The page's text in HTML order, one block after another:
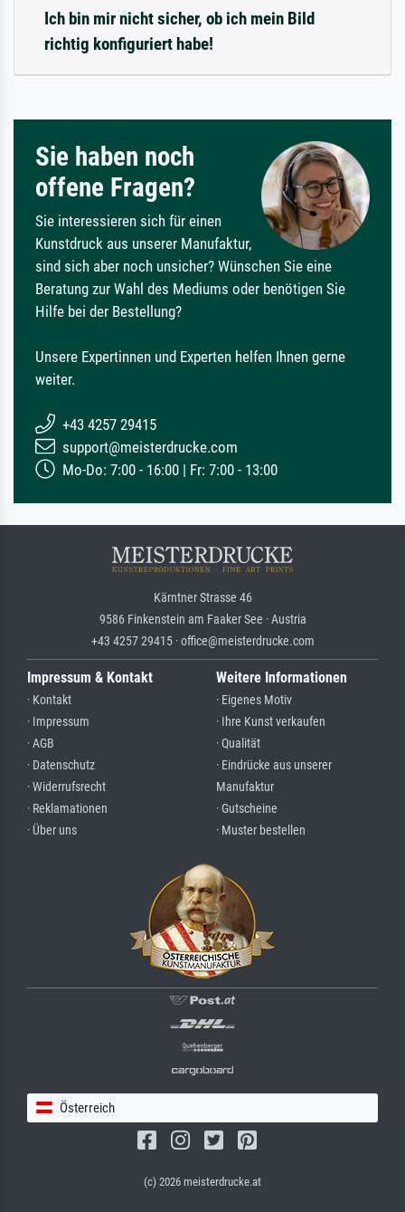
Ich bin mir nicht sicher, ob ich mein Bild
richtig konfiguriert habe!
Sie haben noch
offene Fragen?
Sie interessieren sich für einen
Kunstdruck aus unserer Manufaktur,
sind sich aber noch unsicher? Wünschen Sie eine
Beratung zur Wahl des Mediums oder benötigen Sie
Hilfe bei der Bestellung?
Unsere Expertinnen und Experten helfen Ihnen gerne
weiter.
+43 4257 29415
support@meisterdrucke.com
Mo-Do: 7:00 - 16:00 | Fr: 7:00 - 13:00
Kärntner Strasse 46
9586 Finkenstein am Faaker See · Austria
+43 4257 29415 · office@meisterdrucke.com
Impressum & Kontakt
· Kontakt
· Impressum
· AGB
· Datenschutz
· Widerrufsrecht
· Reklamationen
· Über uns
Weitere Informationen
· Eigenes Motiv
· Ihre Kunst verkaufen
· Qualität
· Eindrücke aus unserer
Manufaktur
· Gutscheine
· Muster bestellen
Österreich
(c) 2026 meisterdrucke.at